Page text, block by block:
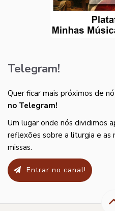
Telegram!
Quer ficar mais próximos de
no Telegram!
Um lugar onde nós dividimos
reflexões sobre a liturgia e as
missas.
Entrar no canal!